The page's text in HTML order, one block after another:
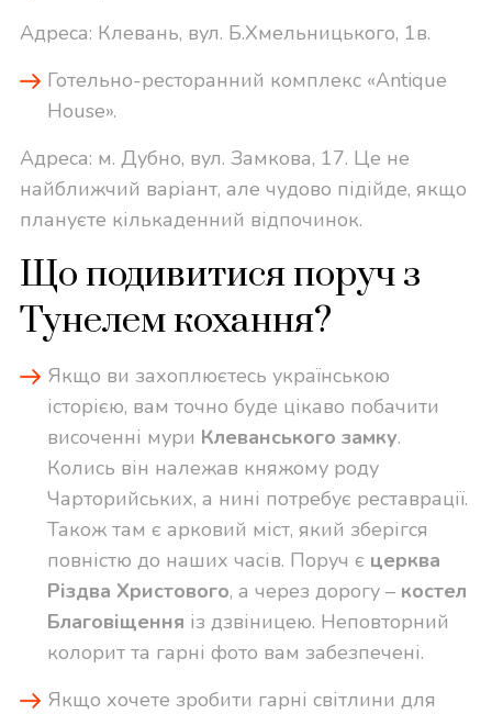
Адреса: Клевань, вул. Б.Хмельницького, 1в.
Готельно-ресторанний комплекс «Antique
House».
Адреса: м. Дубно, вул. Замкова, 17. Це не
найближчий варіант, але чудово підійде, якщо
плануєте кількаденний відпочинок.
Що подивитися поруч з
Тунелем кохання?
Якщо ви захоплюєтесь українською
історією, вам точно буде цікаво побачити
височенні мури Клеванського замку.
Колись він належав княжому роду
Чарторийських, а нині потребує реставрації.
Також там є арковий міст, який зберігся
повністю до наших часів. Поруч є церква
Різдва Христового, а через дорогу – костел
Благовіщення із дзвіницею. Неповторний
колорит та гарні фото вам забезпечені.
Якщо хочете зробити гарні світлини для